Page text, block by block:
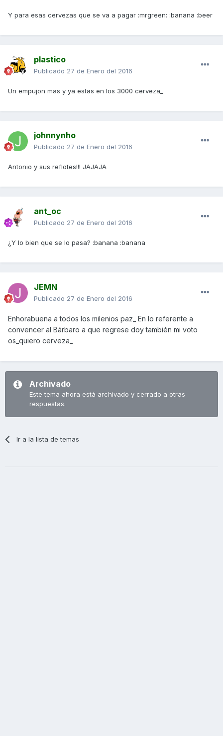
Y para esas cervezas que se va a pagar :mrgreen: :banana :beer
plastico
Publicado 27 de Enero del 2016
Un empujon mas y ya estas en los 3000 cerveza_
johnnynho
Publicado 27 de Enero del 2016
Antonio y sus reflotes!!! JAJAJA
ant_oc
Publicado 27 de Enero del 2016
¿Y lo bien que se lo pasa? :banana :banana
JEMN
Publicado 27 de Enero del 2016
Enhorabuena a todos los milenios paz_ En lo referente a
convencer al Bárbaro a que regrese doy también mi voto
os_quiero cerveza_
Archivado
Este tema ahora está archivado y cerrado a otras
respuestas.
Ir a la lista de temas